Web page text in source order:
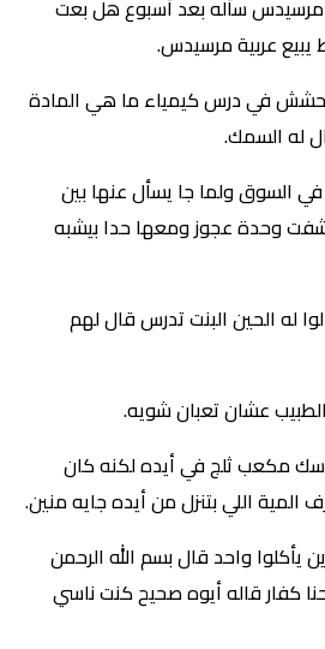
مرسيدس سأله بعد أسبوع هل بعت
يبيع عربية مرسيدس.
في درس كيمياء ما هي المادة
له السمك.
السوق ولما جا يسأل عنها بين
وحدة عجوز ومعها حدا بيشبه
له الحين البنت تدرس قال لهم
عشان تعبان شويه.
مكعب ثلج في أيده لكنه كان
اللي بتنزل من أيده جايه منين.
واحد قال بسم الله الرحمن
كفار قاله أيوه صحيح كنت ناسي